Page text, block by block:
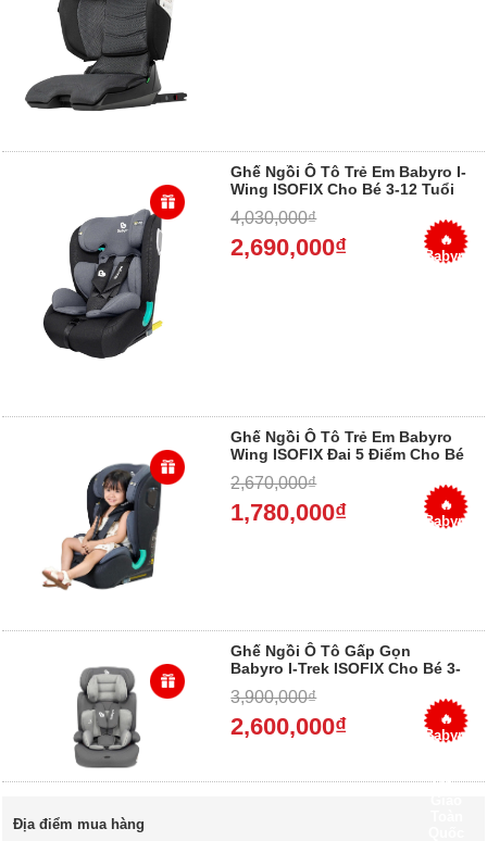
Ghế Ngồi Ô Tô Trẻ Em Babyro I-
Wing ISOFIX Cho Bé 3-12 Tuổi
4,030,000₫
2,690,000₫
🔥
Babyro
Ghế Ngồi Ô Tô Trẻ Em Babyro
Wing ISOFIX Đai 5 Điểm Cho Bé
2,670,000₫
1,780,000₫
🔥
Babyro
Ghế Ngồi Ô Tô Gấp Gọn
Babyro I-Trek ISOFIX Cho Bé 3-
3,900,000₫
2,600,000₫
🔥
Babyro
Tốt –
Địa điểm mua hàng